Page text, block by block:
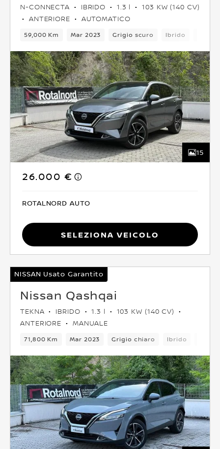
N-CONNECTA IBRIDO 1.3 l
103 KW (140 CV)
ANTERIORE
AUTOMATICO
59,000 Km Mar 2023 Grigio scuro Ibrido
15
26.000 €
ROTALNORD AUTO
Seleziona Veicolo
NISSAN Usato Garantito
Nissan Qashqai
TEKNA IBRIDO 1.3 l
103 KW (140 CV)
ANTERIORE
MANUALE
71,800 Km Mar 2023 Grigio chiaro Ibrido